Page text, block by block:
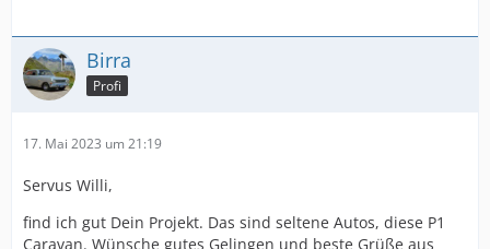
Birra
Profi
17. Mai 2023 um 21:19
Servus Willi,
find ich gut Dein Projekt. Das sind seltene Autos, diese P1
Caravan. Wünsche gutes Gelingen und beste Grüße aus